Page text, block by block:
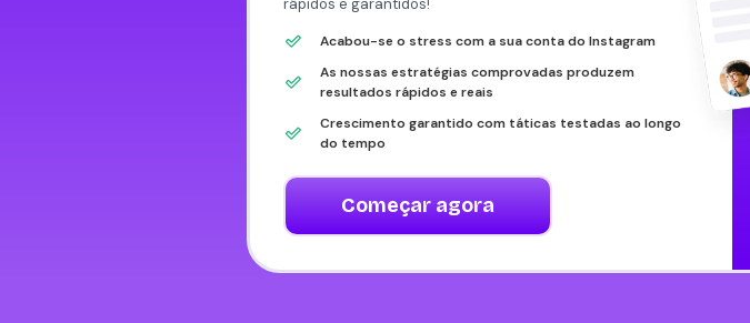
rápidos e garantidos!
Acabou-se o stress com a sua conta do Instagram
As nossas estratégias comprovadas produzem
resultados rápidos e reais
Crescimento garantido com táticas testadas ao longo
do tempo
Começar agora